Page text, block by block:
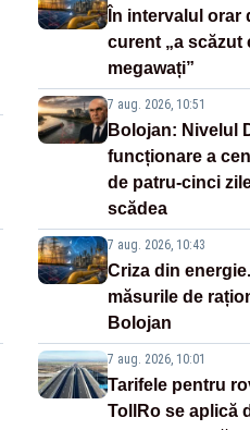
În intervalul orar
curent „a scăzut
megawați”
7 aug. 2026, 10:51
Bolojan: Nivelul
funcționare a
de patru-cinci
scădea
7 aug. 2026, 10:43
Criza din
măsurile de
Bolojan
7 aug. 2026, 10:01
Tarifele pentru
TollRo se aplică